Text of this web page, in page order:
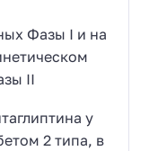
Фазы I и на
II
у
2 типа, в